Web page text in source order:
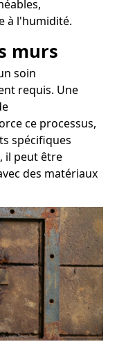
à l'humidité.
murs
soin
requis. Une
ce processus,
spécifiques
il peut être
des matériaux